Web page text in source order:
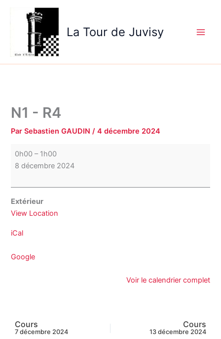
La Tour de Juvisy
N1 - R4
ParSebastien GAUDIN/4 décembre 2024
0h00 – 1h00
8 décembre 2024
Extérieur
View Location
iCal
Google
Voir le calendrier complet
Cours
7 décembre 2024
Cours
13 décembre 2024